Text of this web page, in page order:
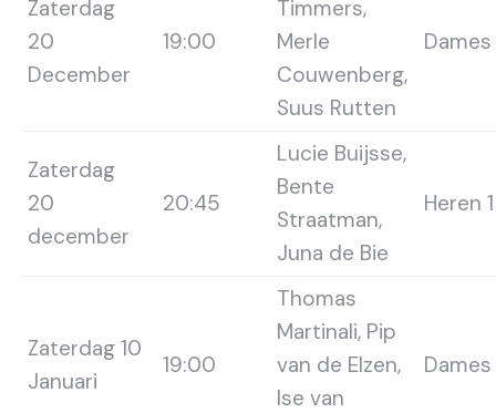
Zaterdag
20
December
19:00
Timmers,
Merle
Couwenberg,
Suus Rutten
Dames
Zaterdag
20
december
20:45
Lucie Buijsse,
Bente
Straatman,
Juna de Bie
Heren 1
Zaterdag 10
Januari
19:00
Thomas
Martinali, Pip
van de Elzen,
Ise van
Dames